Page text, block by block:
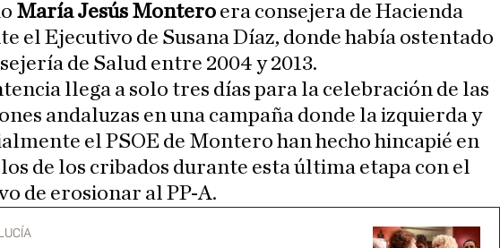
María Jesús Montero era consejera de Hacienda
el Ejecutivo de Susana Díaz, donde había ostentado
de Salud entre 2004 y 2013.
llega a solo tres días para la celebración de las
andaluzas en una campaña donde la izquierda y
el PSOE de Montero han hecho hincapié en
de los cribados durante esta última etapa con el
de erosionar al PP-A.